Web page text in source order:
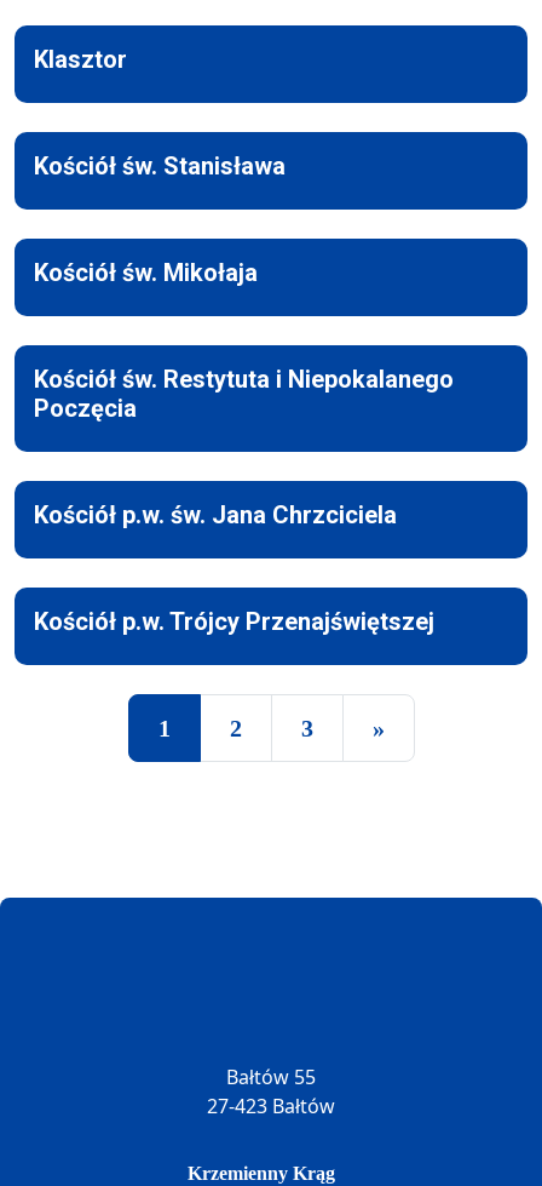
Klasztor
Kościół św. Stanisława
Kościół św. Mikołaja
Kościół św. Restytuta i Niepokalanego
Poczęcia
Kościół p.w. św. Jana Chrzciciela
Kościół p.w. Trójcy Przenajświętszej
Posts navigation
1 2 3 »
Bałtów 55
27-423 Bałtów
Krzemienny Krąg